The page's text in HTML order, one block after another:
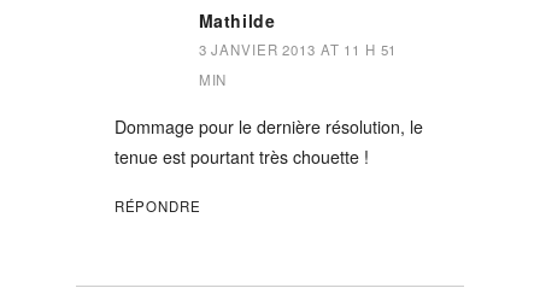
Mathilde
3 JANVIER 2013 AT 11 H 51
MIN
Dommage pour le dernière résolution, le
tenue est pourtant très chouette !
RÉPONDRE